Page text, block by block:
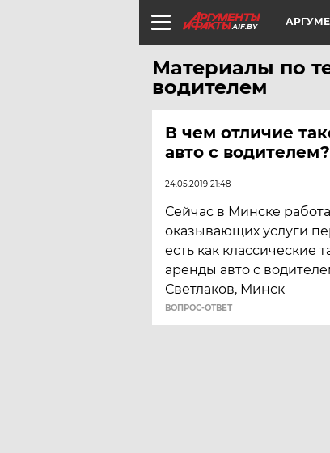
AIF.BY
Материалы по
водителем
В чем отличие
авто с водителем?
24.05.2019 21:48
Сейчас в Минске
оказывающих услуги
есть как классические
аренды авто с
Светлаков, Минск
ВОПРОС-ОТВЕТ